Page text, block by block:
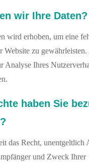
wir Ihre Daten?
wird erhoben, um eine
Website zu gewährleisten.
Analyse Ihres
haben Sie
das Recht, unentgeltlich
und Zweck Ihrer